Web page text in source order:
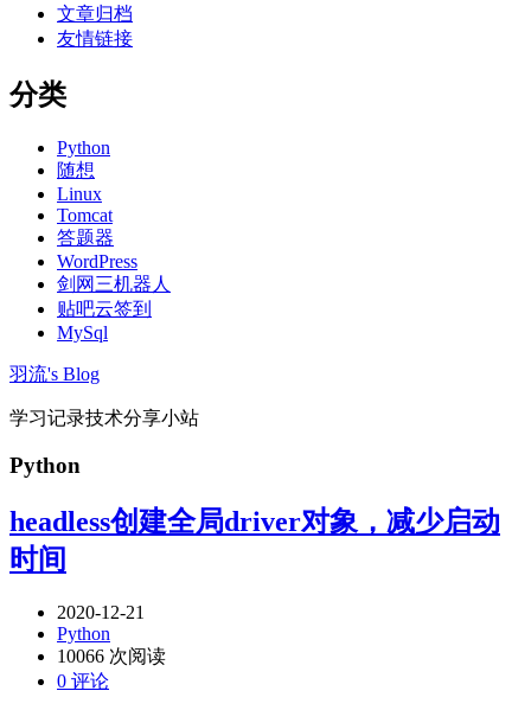
文章归档
友情链接
分类
Python
随想
Linux
Tomcat
答题器
WordPress
剑网三机器人
贴吧云签到
MySql
羽流's Blog
学习记录技术分享小站
Python
headless创建全局driver对象，减少启动
时间
2020-12-21
Python
10066 次阅读
0 评论